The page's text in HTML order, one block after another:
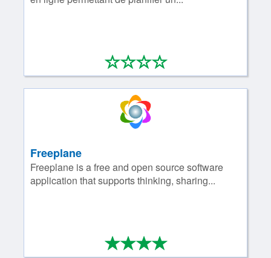
****
0/4
Freeplane
Freeplane is a free and open source software
application that supports thinking, sharing...
****
4/4